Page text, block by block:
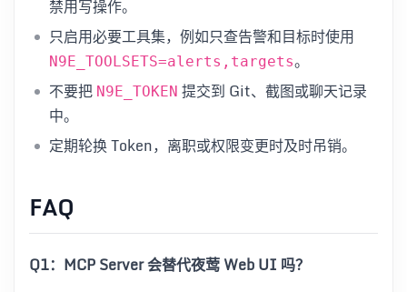
禁用写操作。
只启用必要工具集，例如只查告警和目标时使用
N9E_TOOLSETS=alerts,targets。
不要把 N9E_TOKEN 提交到 Git、截图或聊天记录
中。
定期轮换 Token，离职或权限变更时及时吊销。
FAQ
Q1：MCP Server 会替代夜莺 Web UI 吗？